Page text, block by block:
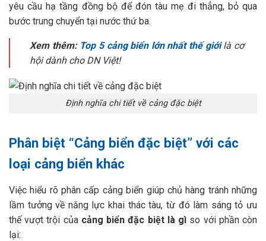
yêu cầu hạ tầng đồng bộ để đón tàu mẹ đi thẳng, bỏ qua
bước trung chuyển tại nước thứ ba.
Xem thêm: Top 5 cảng biển lớn nhất thế giớilà cơ
hội dành cho DN Việt!
Định nghĩa chi tiết về cảng đặc biệt
Phân biệt “Cảng biển đặc biệt” với các
loại cảng biển khác
Việc hiểu rõ phân cấp cảng biển giúp chủ hàng tránh những
lầm tưởng về năng lực khai thác tàu, từ đó làm sáng tỏ ưu
thế vượt trội của cảng biển đặc biệt là gì so với phần còn
lại: